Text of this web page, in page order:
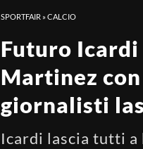
SPORTFAIR »CALCIO
Futuro
Martinez
giornalisti
Icardi lascia tutti a